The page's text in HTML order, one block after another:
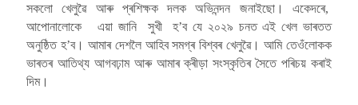
সকলো খেলুৱৈ আৰু প্ৰশিক্ষক দলক অভিনন্দন জনাইছো। একেদৰে,
আপোনালোকে এয়া জানি সুখী হ’ব যে ২০২৯ চনত এই খেল ভাৰতত
অনুষ্ঠিত হ’ব। আমাৰ দেশলৈ আহিব সমগ্ৰ বিশ্বৰ খেলুৱৈ। আমি তেওঁলোকক
ভাৰতৰ আতিথ্য আগবঢ়াম আৰু আমাৰ ক্ৰীড়া সংস্কৃতিৰ সৈতে পৰিচয় কৰাই
দিম।